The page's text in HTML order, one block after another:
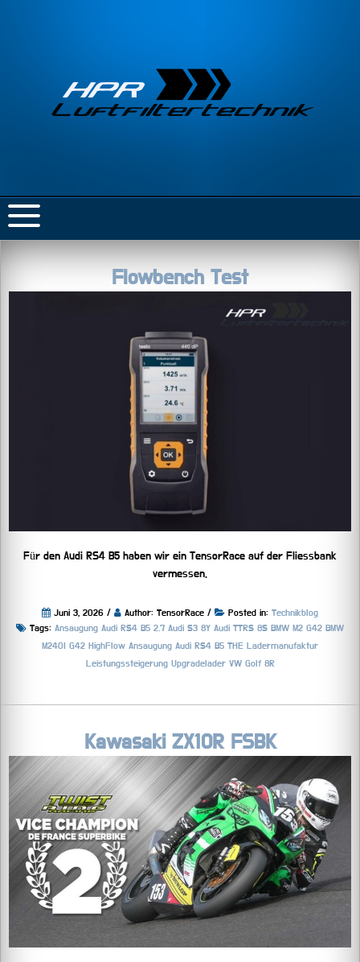
Flowbench Test
Für den Audi RS4 B5 haben wir ein TensorRace auf der Fliessbank
vermessen.
Juni 3, 2026 / Author: TensorRace / Posted in: Technikblog
Tags: Ansaugung Audi RS4 B5 2.7 Audi S3 8Y Audi TTRS 8S BMW M2 G42 BMW
M240I G42 HighFlow Ansaugung Audi RS4 B5 THE Ladermanufaktur
Leistungssteigerung Upgradelader VW Golf 8R
Kawasaki ZX10R FSBK